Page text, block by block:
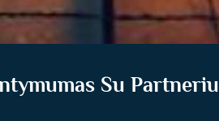
Su Partneriu